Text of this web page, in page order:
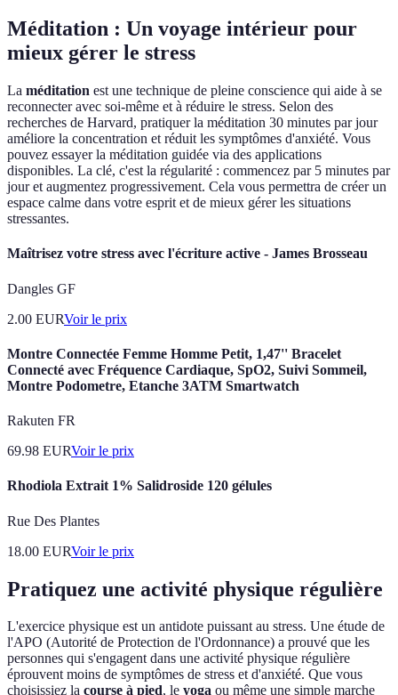
Méditation : Un voyage intérieur pour
mieux gérer le stress
La méditation est une technique de pleine conscience qui aide à se
reconnecter avec soi-même et à réduire le stress. Selon des
recherches de Harvard, pratiquer la méditation 30 minutes par jour
améliore la concentration et réduit les symptômes d'anxiété. Vous
pouvez essayer la méditation guidée via des applications
disponibles. La clé, c'est la régularité : commencez par 5 minutes par
jour et augmentez progressivement. Cela vous permettra de créer un
espace calme dans votre esprit et de mieux gérer les situations
stressantes.
Maîtrisez votre stress avec l'écriture active - James Brosseau
Dangles GF
2.00 EURVoir le prix
Montre Connectée Femme Homme Petit, 1,47'' Bracelet
Connecté avec Fréquence Cardiaque, SpO2, Suivi Sommeil,
Montre Podometre, Etanche 3ATM Smartwatch
Rakuten FR
69.98 EURVoir le prix
Rhodiola Extrait 1% Salidroside 120 gélules
Rue Des Plantes
18.00 EURVoir le prix
Pratiquez une activité physique régulière
L'exercice physique est un antidote puissant au stress. Une étude de
l'APO (Autorité de Protection de l'Ordonnance) a prouvé que les
personnes qui s'engagent dans une activité physique régulière
éprouvent moins de symptômes de stress et d'anxiété. Que vous
choisissiez la course à pied, le yoga ou même une simple marche